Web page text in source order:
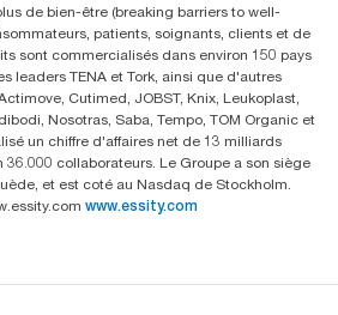
de bien-être (breaking barriers to well-
patients, soignants, clients et de
sont commercialisés dans environ 150 pays
leaders TENA et Tork, ainsi que d'autres
Cutimed, JOBST, Knix, Leukoplast,
Nosotras, Saba, Tempo, TOM Organic et
un chiffre d'affaires net de 13 milliards
collaborateurs. Le Groupe a son siège
et est coté au Nasdaq de Stockholm.
www.essity.com